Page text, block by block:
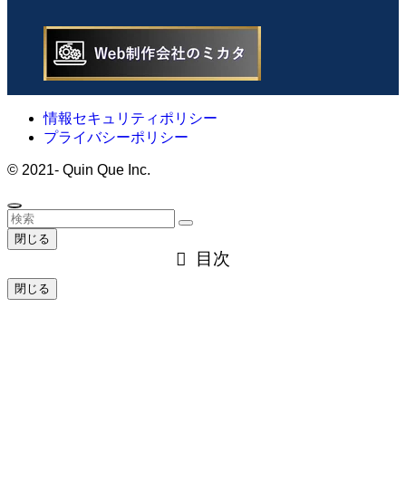
情報セキュリティポリシー
プライバシーポリシー
© 2021- Quin Que Inc.
閉じる
目次
閉じる